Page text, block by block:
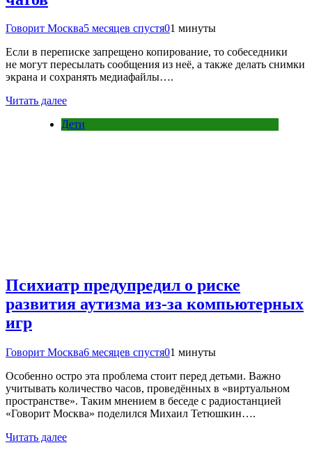
Говорит Москва5 месяцев спустя01 минуты
Если в переписке запрещено копирование, то собеседники
не могут пересылать сообщения из неё, а также делать снимки
экрана и сохранять медиафайлы….
Читать далее
Дети
Психиатр предупредил о риске
развития аутизма из-за компьютерных
игр
Говорит Москва6 месяцев спустя01 минуты
Особенно остро эта проблема стоит перед детьми. Важно
учитывать количество часов, проведённых в «виртуальном
пространстве». Таким мнением в беседе с радиостанцией
«Говорит Москва» поделился Михаил Тетюшкин….
Читать далее